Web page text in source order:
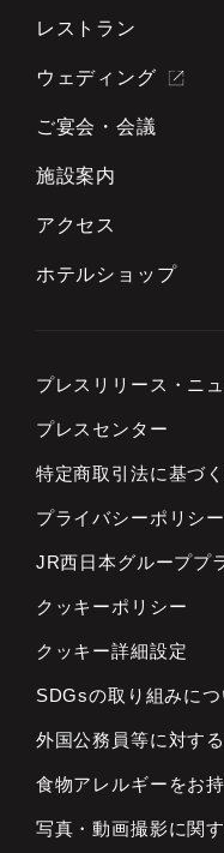
レストラン
ウェディング
ご宴会・会議
施設案内
アクセス
ホテルショップ
プレスリリース・ ニ
プレスセンター
特定商取引法に基づ
プライバシーポリシー
JR西日本グループプ
クッキーポリシー
クッキー詳細設定
SDGsの取り組みにつ
外国公務員等に対する
食物アレルギーをお
写真・動画撮影に関